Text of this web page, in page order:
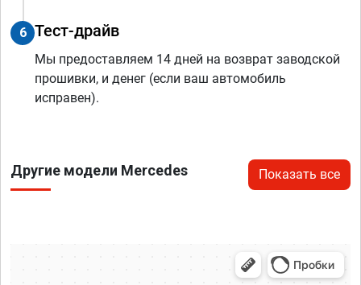
6 Тест-драйв
Мы предоставляем 14 дней на возврат заводской
прошивки, и денег (если ваш автомобиль
исправен).
Другие модели Mercedes Показать все